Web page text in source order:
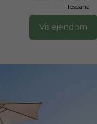
Toscana
Vis ejendom